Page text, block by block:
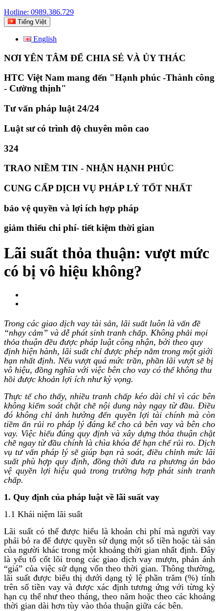
Hotline: 0989.386.729
Tiếng Việt
English
NƠI YÊN TÂM ĐỂ CHIA SẺ VÀ ỦY THÁC
HTC Việt Nam mang đến "Hạnh phúc -Thành công
- Cường thịnh"
Tư vấn pháp luật 24/24
Luật sư có trình độ chuyên môn cao
324
TRAO NIỀM TIN - NHẬN HẠNH PHÚC
CUNG CẤP DỊCH VỤ PHÁP LÝ TỐT NHẤT
bảo vệ quyền và lợi ích hợp pháp
giảm thiếu chi phí- tiết kiệm thời gian
Lãi suất thỏa thuận: vượt mức
có bị vô hiệu không?
Trong các giao dịch vay tài sản, lãi suất luôn là vấn đề
“nhạy cảm” và dễ phát sinh tranh chấp. Không phải mọi
thỏa thuận đều được pháp luật công nhận, bởi theo quy
định hiện hành, lãi suất chỉ được phép nằm trong một giới
hạn nhất định. Nếu vượt quá mức trần, phần lãi vượt sẽ bị
vô hiệu, đồng nghĩa với việc bên cho vay có thể không thu
hồi được khoản lợi ích như kỳ vọng.
Thực tế cho thấy, nhiều tranh chấp kéo dài chỉ vì các bên
không kiểm soát chặt chẽ nội dung này ngay từ đầu. Điều
đó không chỉ ảnh hưởng đến quyền lợi tài chính mà còn
tiềm ẩn rủi ro pháp lý đáng kể cho cả bên vay và bên cho
vay. Việc hiểu đúng quy định và xây dựng thỏa thuận chặt
chẽ ngay từ đầu chính là chìa khóa để hạn chế rủi ro. Dịch
vụ tư vấn pháp lý sẽ giúp bạn rà soát, điều chỉnh mức lãi
suất phù hợp quy định, đồng thời đưa ra phương án bảo
vệ quyền lợi hiệu quả trong trường hợp phát sinh tranh
chấp.
1. Quy định của pháp luật về lãi suất vay
1.1 Khái niệm lãi suất
Lãi suất có thể được hiểu là khoản chi phí mà người vay
phải bỏ ra để được quyền sử dụng một số tiền hoặc tài sản
của người khác trong một khoảng thời gian nhất định. Đây
là yếu tố cốt lõi trong các giao dịch vay mượn, phản ánh
“giá” của việc sử dụng vốn theo thời gian. Thông thường,
lãi suất được biểu thị dưới dạng tỷ lệ phần trăm (%) tính
trên số tiền vay và được xác định tương ứng với từng kỳ
hạn cụ thể như theo tháng, theo năm hoặc theo các khoảng
thời gian dài hơn tùy vào thỏa thuận giữa các bên.